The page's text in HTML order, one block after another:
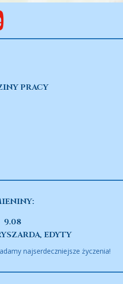
PRACY
9.08
EDYTY
najserdeczniejsze życzenia!